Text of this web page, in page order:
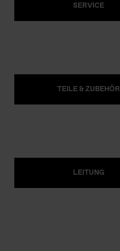
SERVICE
TEILE & ZUBEHÖR
LEITUNG